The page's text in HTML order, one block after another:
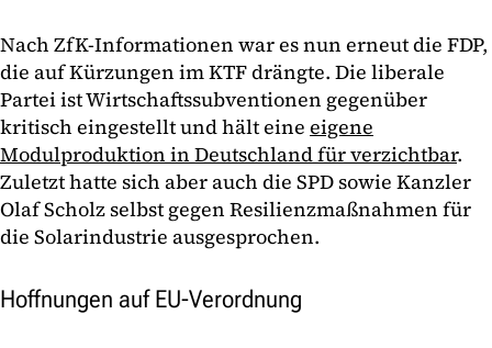
Nach ZfK-Informationen war es nun erneut die FDP,
die auf Kürzungen im KTF drängte. Die liberale
Partei ist Wirtschaftssubventionen gegenüber
kritisch eingestellt und hält eine eigene
Modulproduktion in Deutschland für verzichtbar.
Zuletzt hatte sich aber auch die SPD sowie Kanzler
Olaf Scholz selbst gegen Resilienzmaßnahmen für
die Solarindustrie ausgesprochen.
Hoffnungen auf EU-Verordnung